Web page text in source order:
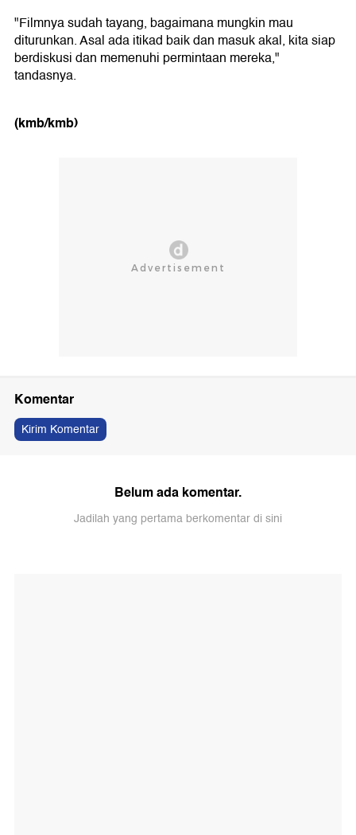
"Filmnya sudah tayang, bagaimana mungkin mau
diturunkan. Asal ada itikad baik dan masuk akal, kita siap
berdiskusi dan memenuhi permintaan mereka,"
tandasnya.
(kmb/kmb)
Komentar
Kirim Komentar
Belum ada komentar.
Jadilah yang pertama berkomentar di sini